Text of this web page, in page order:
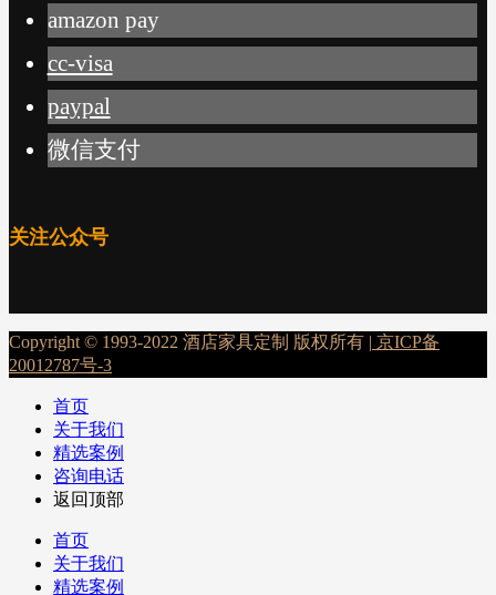
amazon pay
cc-visa
paypal
微信支付
关注公众号
Copyright © 1993-2022 酒店家具定制 版权所有 | 京ICP备
20012787号-3
首页
关于我们
精选案例
咨询电话
返回顶部
首页
关于我们
精选案例